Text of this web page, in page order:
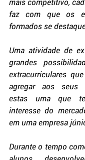
faz com que os
formados se
Uma atividade de
grandes
extracurriculares
agregar aos seus
estas uma que
interesse do
em uma empresa
Durante o tempo